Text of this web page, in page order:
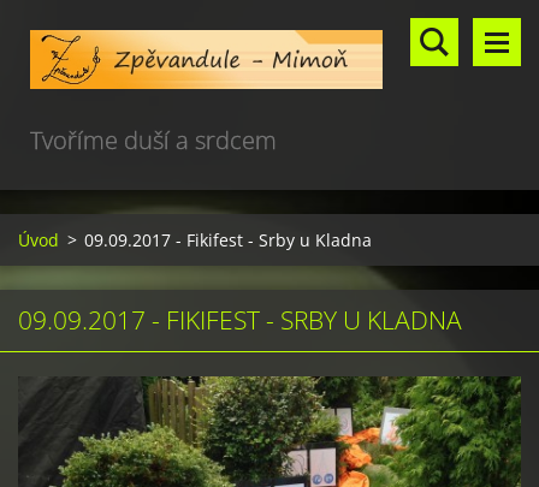
Tvoříme duší a srdcem
Úvod > 09.09.2017 - Fikifest - Srby u Kladna
09.09.2017 - FIKIFEST - SRBY U KLADNA